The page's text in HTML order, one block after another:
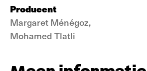
Producent
Margaret Ménégoz,
Mohamed Tlatli